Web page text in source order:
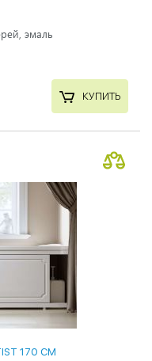
эмаль
КУПИТЬ
170 СМ